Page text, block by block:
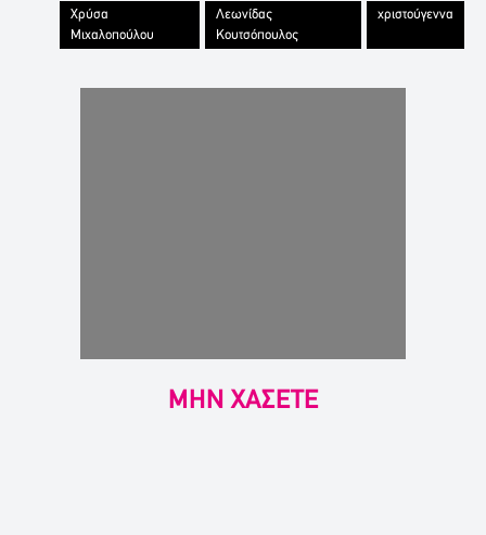
Χρύσα
Μιχαλοπούλου
Λεωνίδας
Κουτσόπουλος
χριστούγεννα
ΜΗΝ ΧΑΣΕΤΕ